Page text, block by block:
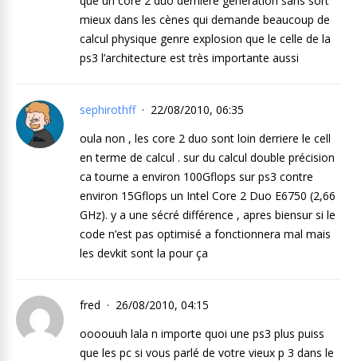
mieux dans les cènes qui demande beaucoup de
calcul physique genre explosion que le celle de la
ps3 l’architecture est très importante aussi
sephirothff
22/08/2010, 06:35
oula non , les core 2 duo sont loin derriere le cell
en terme de calcul . sur du calcul double précision
ca tourne a environ 100Gflops sur ps3 contre
environ 15Gflops un Intel Core 2 Duo E6750 (2,66
GHz). y a une sécré différence , apres biensur si le
code n’est pas optimisé a fonctionnera mal mais
les devkit sont la pour ça
fred
26/08/2010, 04:15
oooouuh lala n importe quoi une ps3 plus puiss
que les pc si vous parlé de votre vieux p 3 dans le